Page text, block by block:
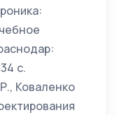
с.
Коваленко